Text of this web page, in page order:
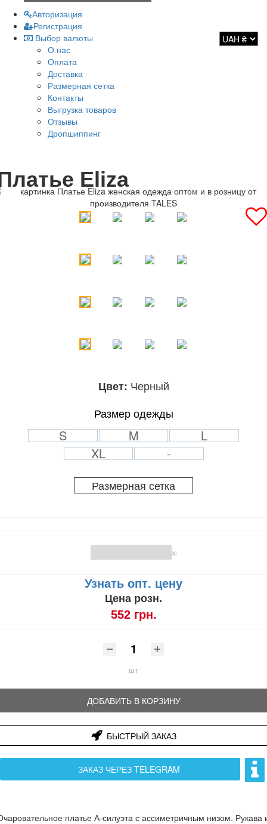
Авторизация
Регистрация
Выбор валюты
О нас
Оплата
Доставка
Размерная сетка
Контакты
Выгрузка товаров
Отзывы
Дропшиппинг
Eliza
Цвет: Черный
Размер одежды
S M
L
XL
-
Размерная сетка
(0)
Узнать опт. цену
Цена розн.
552 грн.
шт
ДОБАВИТЬ В КОРЗИНУ
БЫСТРЫЙ ЗАКАЗ
ЗАКАЗ ЧЕРЕЗ TELEGRAM
платье А-силуэта с ассиметричным низом. Рукава